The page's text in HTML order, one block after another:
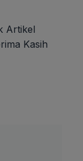
Artikel
Kasih